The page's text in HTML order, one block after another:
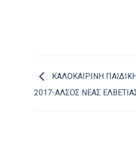
ΚΑΛΟΚΑΙΡΙΝΗ
2017-ΑΛΣΟΣ ΝΕΑΣ